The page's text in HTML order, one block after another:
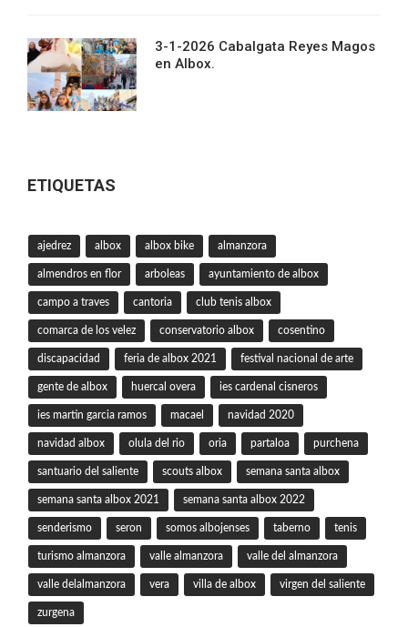
3-1-2026 Cabalgata Reyes Magos
en Albox.
ETIQUETAS
ajedrez albox albox bike almanzora
almendros en flor arboleas ayuntamiento de albox
campo a traves cantoria club tenis albox
comarca de los velez conservatorio albox cosentino
discapacidad feria de albox 2021 festival nacional de arte
gente de albox huercal overa ies cardenal cisneros
ies martin garcia ramos macael navidad 2020
navidad albox olula del rio oria partaloa purchena
santuario del saliente scouts albox semana santa albox
semana santa albox 2021 semana santa albox 2022
senderismo seron somos albojenses taberno tenis
turismo almanzora valle almanzora valle del almanzora
valle delalmanzora vera villa de albox virgen del saliente
zurgena